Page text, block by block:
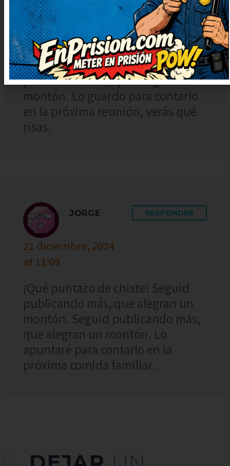
20:32
De lujo este chiste, muy simpático
y fresco. Muy ingenioso y bien
escrito, ¡enhorabuena! Seguid
publicando más, que alegran un
montón. Lo guardo para contarlo
en la próxima reunión, verás qué
risas.
JORGE
21 diciembre, 2024
at 11:09
RESPONDER
¡Qué puntazo de chiste! Seguid
publicando más, que alegran un
montón. Seguid publicando más,
que alegran un montón. Lo
apuntaré para contarlo en la
próxima comida familiar.